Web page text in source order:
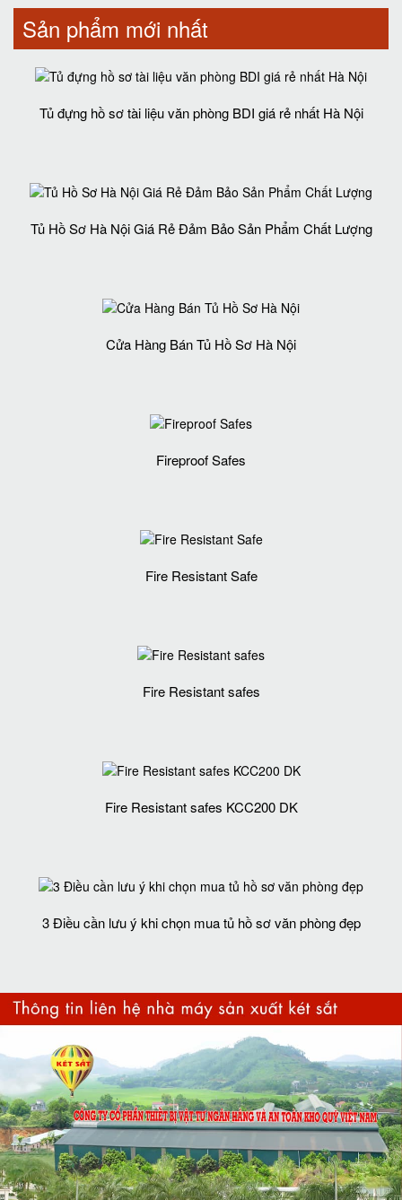
Sản phẩm mới nhất
Tủ đựng hồ sơ tài liệu văn phòng BDI giá rẻ nhất Hà Nội
Tủ Hồ Sơ Hà Nội Giá Rẻ Đảm Bảo Sản Phẩm Chất Lượng‎
Cửa Hàng Bán Tủ Hồ Sơ Hà Nội
Fireproof Safes
Fire Resistant Safe
Fire Resistant safes
Fire Resistant safes KCC200 DK
3 Điều cần lưu ý khi chọn mua tủ hồ sơ văn phòng đẹp